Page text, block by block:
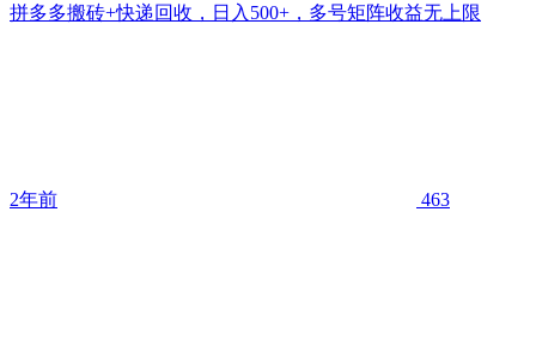
拼多多搬砖+快递回收，日入500+，多号矩阵收益无上限
2年前 463